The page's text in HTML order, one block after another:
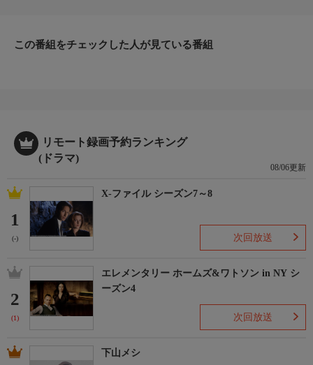
この番組をチェックした人が見ている番組
リモート録画予約ランキング
(ドラマ)
08/06更新
1
(-)
X-ファイル シーズン7～8
次回放送
2
(1)
エレメンタリー ホームズ&ワトソン in NY シ
ーズン4
次回放送
下山メシ